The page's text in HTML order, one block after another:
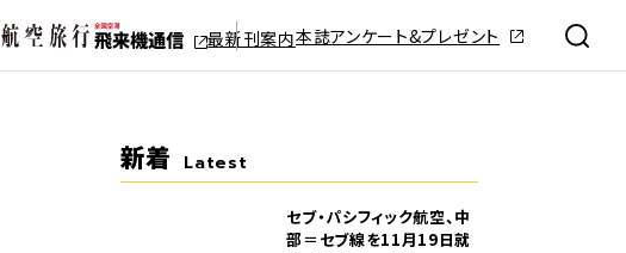
最新刊案内本誌アンケート&プレゼント
新着 Latest
セブ・パシフィック航空、中
部＝セブ線を11月19日就